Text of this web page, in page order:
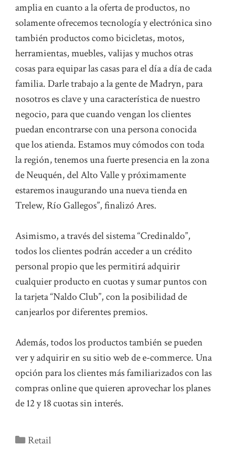
amplia en cuanto a la oferta de productos, no
solamente ofrecemos tecnología y electrónica sino
también productos como bicicletas, motos,
herramientas, muebles, valijas y muchos otras
cosas para equipar las casas para el día a día de cada
familia. Darle trabajo a la gente de Madryn, para
nosotros es clave y una característica de nuestro
negocio, para que cuando vengan los clientes
puedan encontrarse con una persona conocida
que los atienda. Estamos muy cómodos con toda
la región, tenemos una fuerte presencia en la zona
de Neuquén, del Alto Valle y próximamente
estaremos inaugurando una nueva tienda en
Trelew, Río Gallegos”, finalizó Ares.
Asimismo, a través del sistema “Credinaldo”,
todos los clientes podrán acceder a un crédito
personal propio que les permitirá adquirir
cualquier producto en cuotas y sumar puntos con
la tarjeta “Naldo Club”, con la posibilidad de
canjearlos por diferentes premios.
Además, todos los productos también se pueden
ver y adquirir en su sitio web de e-commerce. Una
opción para los clientes más familiarizados con las
compras online que quieren aprovechar los planes
de 12 y 18 cuotas sin interés.
Categorías
Retail